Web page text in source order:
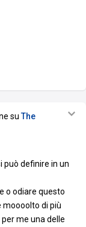
suThe
può definire in un
o odiare questo
moooolto di più
me una delle